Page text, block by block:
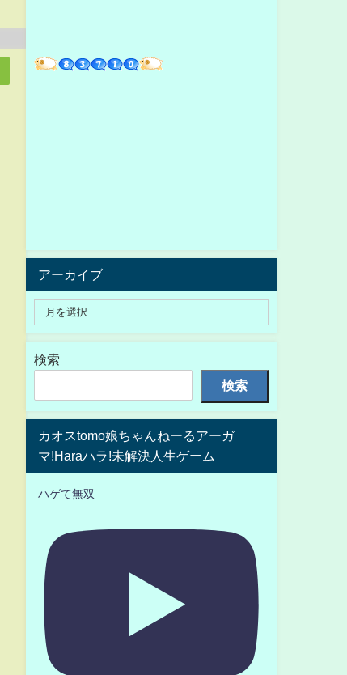
アーカイブ
検索
検索
カオスtomo娘ちゃんねーるアーガ
マ!Haraハラ!未解決人生ゲーム
ハゲて無双